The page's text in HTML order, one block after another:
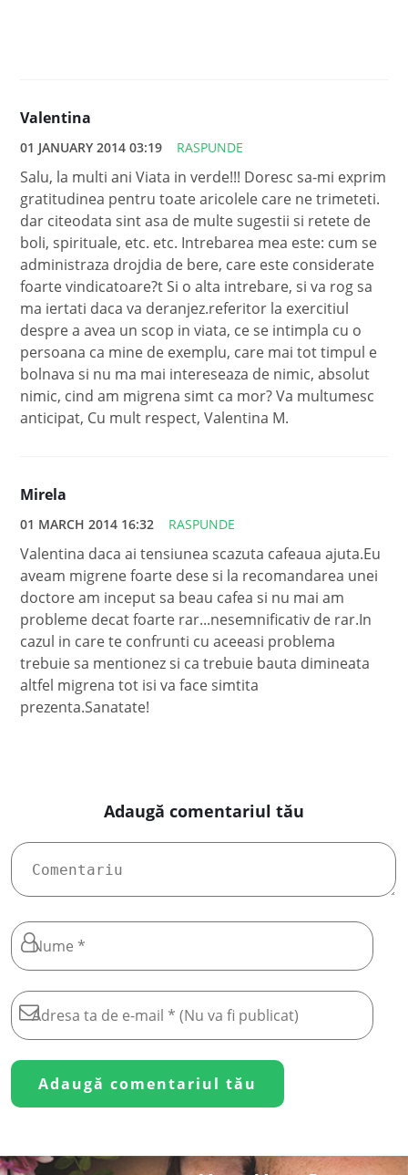
Valentina
01 JANUARY 2014 03:19 RASPUNDE
Salu, la multi ani Viata in verde!!! Doresc sa-mi exprim
gratitudinea pentru toate aricolele care ne trimeteti.
dar citeodata sint asa de multe sugestii si retete de
boli, spirituale, etc. etc. Intrebarea mea este: cum se
administraza drojdia de bere, care este considerate
foarte vindicatoare?t Si o alta intrebare, si va rog sa
ma iertati daca va deranjez.referitor la exercitiul
despre a avea un scop in viata, ce se intimpla cu o
persoana ca mine de exemplu, care mai tot timpul e
bolnava si nu ma mai intereseaza de nimic, absolut
nimic, cind am migrena simt ca mor? Va multumesc
anticipat, Cu mult respect, Valentina M.
Mirela
01 MARCH 2014 16:32 RASPUNDE
Valentina daca ai tensiunea scazuta cafeaua ajuta.Eu
aveam migrene foarte dese si la recomandarea unei
doctore am inceput sa beau cafea si nu mai am
probleme decat foarte rar...nesemnificativ de rar.In
cazul in care te confrunti cu aceeasi problema
trebuie sa mentionez si ca trebuie bauta dimineata
altfel migrena tot isi va face simtita
prezenta.Sanatate!
Adaugă comentariul tău